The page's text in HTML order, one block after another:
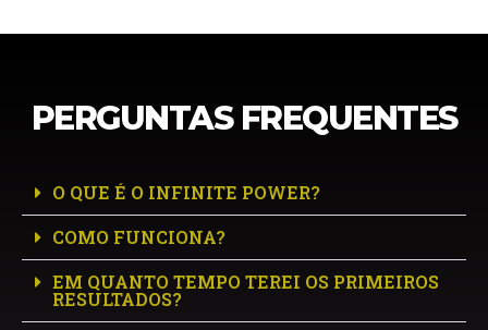
PERGUNTAS FREQUENTES
O QUE É O INFINITE POWER?
COMO FUNCIONA?
EM QUANTO TEMPO TEREI OS PRIMEIROS
RESULTADOS?